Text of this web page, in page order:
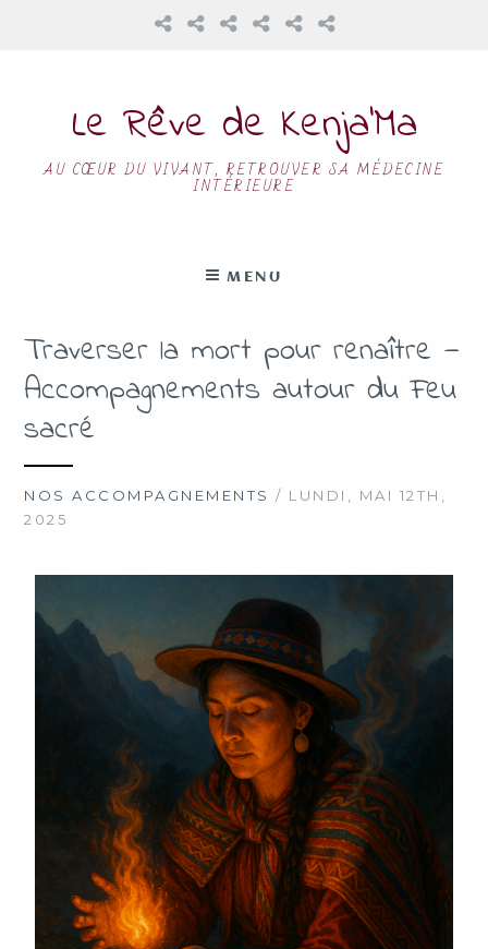
Le Rêve de Kenja’Ma
AU CŒUR DU VIVANT, RETROUVER SA MÉDECINE
INTÉRIEURE
MENU
Traverser la mort pour renaître —
Accompagnements autour du Feu
sacré
NOS ACCOMPAGNEMENTS / LUNDI, MAI 12TH,
2025